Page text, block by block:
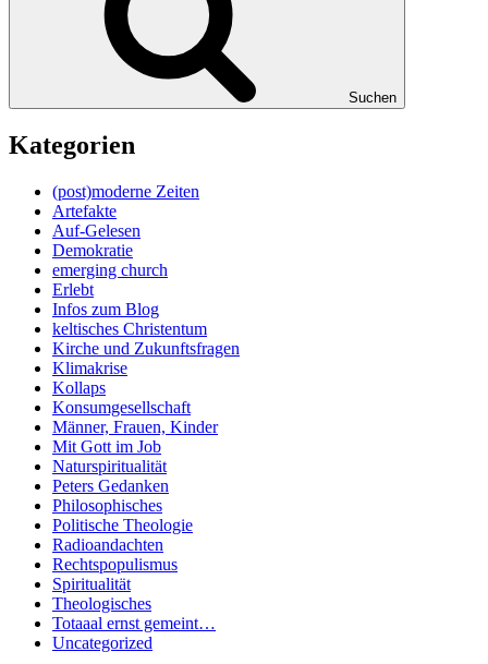
Suchen
Kategorien
(post)moderne Zeiten
Artefakte
Auf-Gelesen
Demokratie
emerging church
Erlebt
Infos zum Blog
keltisches Christentum
Kirche und Zukunftsfragen
Klimakrise
Kollaps
Konsumgesellschaft
Männer, Frauen, Kinder
Mit Gott im Job
Naturspiritualität
Peters Gedanken
Philosophisches
Politische Theologie
Radioandachten
Rechtspopulismus
Spiritualität
Theologisches
Totaaal ernst gemeint…
Uncategorized